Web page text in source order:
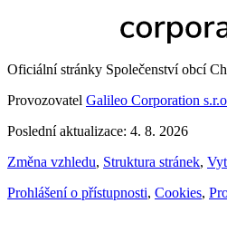
Oficiální stránky Společenství obcí
Provozovatel Galileo Corporation
Poslední aktualizace: 4. 8. 2026
Změna vzhledu, Struktura stránek,
Prohlášení o přístupnosti, Cookies,